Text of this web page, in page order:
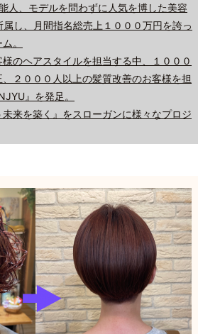
人、モデルを問わずに人気を博した美容
し、月間指名総売上１０００万円を誇っ
。
のヘアスタイルを担当する中、１０００
２０００人以上の髪質改善のお客様を担
』を発足。
未来を築く』をスローガンに様々なプロジ